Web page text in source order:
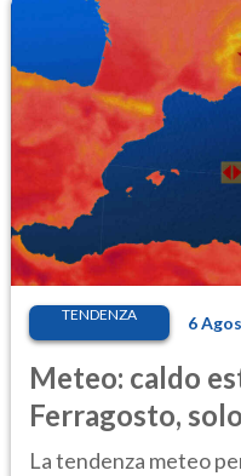
TENDENZA 6
Meteo: caldo
Ferragosto,
Ecco dove
La tendenza meteo